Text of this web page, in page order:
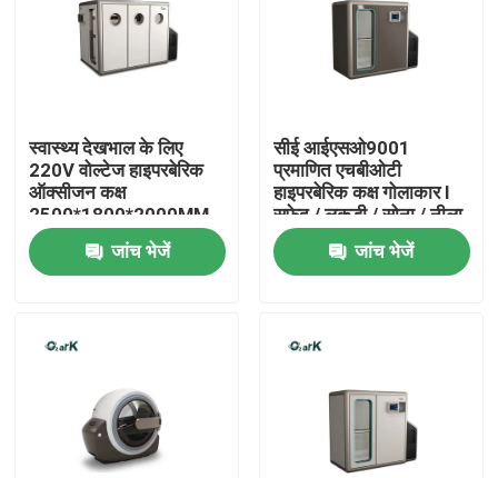
हमारे बारे में
गुणवत्ता नियंत्रण
एक उद्धरण का अनुरोध करें
हाइपरबेरिक चैंबर एसपीए
रिवर्स एजिंग हाइपरबेरिक चैंबर
स्वास्थ्य देखभाल के लिए
220V वोल्टेज हाइपरबेरिक
ऑक्सीजन कक्ष
2500*1800*2000MM
जांच भेजें
सीई आईएसओ9001
प्रमाणित एचबीओटी
हाइपरबेरिक कक्ष गोलाकार I
सफेद / लकड़ी / सोना / नीला
/ हरा
जांच भेजें